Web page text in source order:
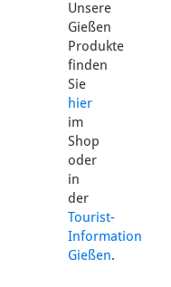
Unsere
Gießen
Produkte
finden
Sie
hier
im
Shop
oder
in
der
Tourist-
Information
Gießen.